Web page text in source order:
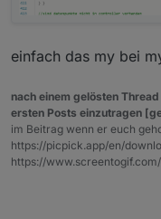
einfach das my bei
nach einem gelösten
ersten Posts einzutragen
im Beitrag wenn er euch
https://picpick.app/en/
https://